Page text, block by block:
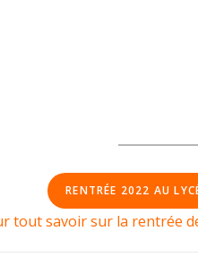
RENTRÉE 2022 AU
tout savoir sur la rentrée